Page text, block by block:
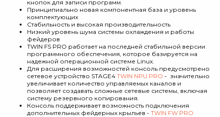
кнопок для записи программ.
Принципиально новая компонентная база и уровень
комплектующих
Стабильность и высокая производительность
Низкий уровень шума системы охлаждения и работы
фейдеров
TWIN FS PRO работает на последней стабильной версии
программного обеспечения, которое базируется на
надежной операционной системе Linux.
Для расширения возможностей консоль предусмотрено
сетевое устройство STAGE4 TWIN NPU PRO - значительно
увеличивает количество управляемых каналов и
позволяет создавать сложные сетевые системы, включая
систему резервного копирования.
Консоль поддерживает возможность подключения
дополнительных фейдерных крыльев - TWIN FW PRO